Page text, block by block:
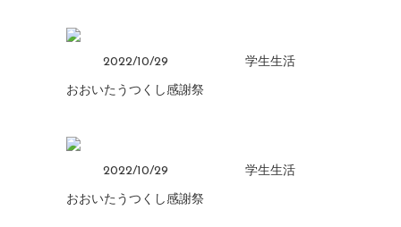
2022/10/29 学生生活
おおいたうつくし感謝祭
2022/10/29 学生生活
おおいたうつくし感謝祭